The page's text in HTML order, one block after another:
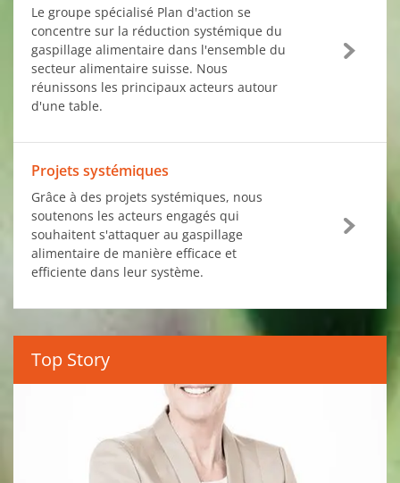
Le groupe spécialisé Plan d'action se
concentre sur la réduction systémique du
gaspillage alimentaire dans l'ensemble du
secteur alimentaire suisse. Nous
réunissons les principaux acteurs autour
d'une table.
Projets systémiques
Grâce à des projets systémiques, nous
soutenons les acteurs engagés qui
souhaitent s'attaquer au gaspillage
alimentaire de manière efficace et
efficiente dans leur système.
Top Story